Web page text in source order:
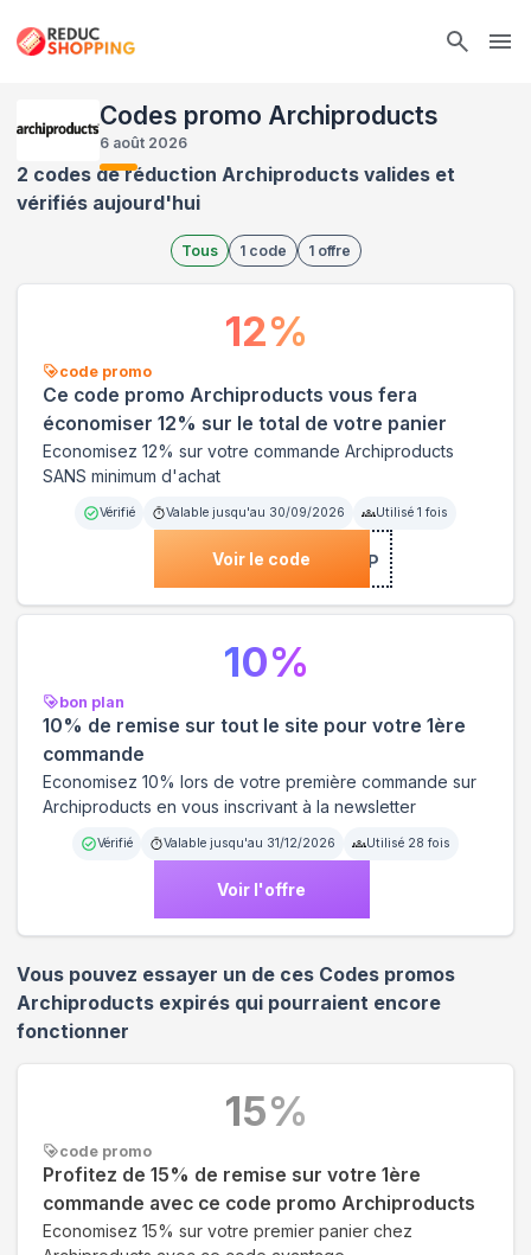
Codes promo Archiproducts
6 août 2026
2 codes de réduction Archiproducts valides et
vérifiés aujourd'hui
Tous 1 code 1 offre
code promo
Ce code promo Archiproducts vous fera
économiser 12% sur le total de votre panier
Economisez 12% sur votre commande Archiproducts
SANS minimum d'achat
Vérifié Valable jusqu'au 30/09/2026 Utilisé 1 fois
Voir le code ***12P
12%
bon plan
10% de remise sur tout le site pour votre 1ère
commande
Economisez 10% lors de votre première commande sur
Archiproducts en vous inscrivant à la newsletter
Vérifié Valable jusqu'au 31/12/2026 Utilisé 28 fois
Voir l'offre
10%
Vous pouvez essayer un de ces Codes promos
Archiproducts expirés qui pourraient encore
fonctionner
code promo
Profitez de 15% de remise sur votre 1ère
commande avec ce code promo Archiproducts
Economisez 15% sur votre premier panier chez
15%